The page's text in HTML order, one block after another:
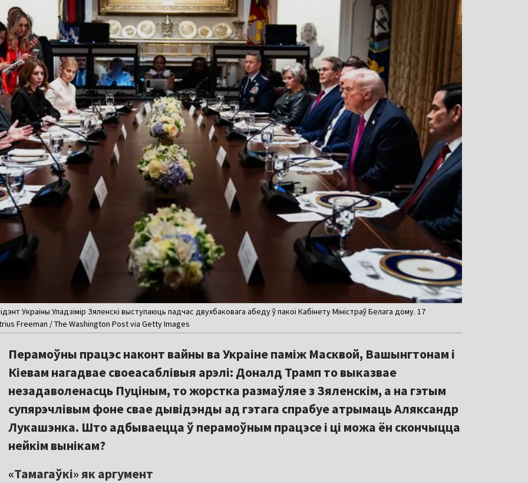
Украіны Уладзімір Зяленскі выступаюць падчас двухбаковага абеду ў пакоі Кабінету Міністраў Белага дому. 17
Freeman / The Washington Post via Getty Images
Перамоўны працэс наконт вайны ва Украіне паміж Масквой, Вашынгтонам і
Кіевам нагадвае своеасаблівыя арэлі: Доналд Трамп то выказвае
незадаволенасць Пуціным, то жорстка размаўляе з Зяленскім, а на гэтым
супярэчлівым фоне свае дывідэнды ад гэтага спрабуе атрымаць Аляксандр
Лукашэнка. Што адбываецца ў перамоўным працэсе і ці можа ён скончыцца
нейкім вынікам?
«Тамагаўкі» як аргумент